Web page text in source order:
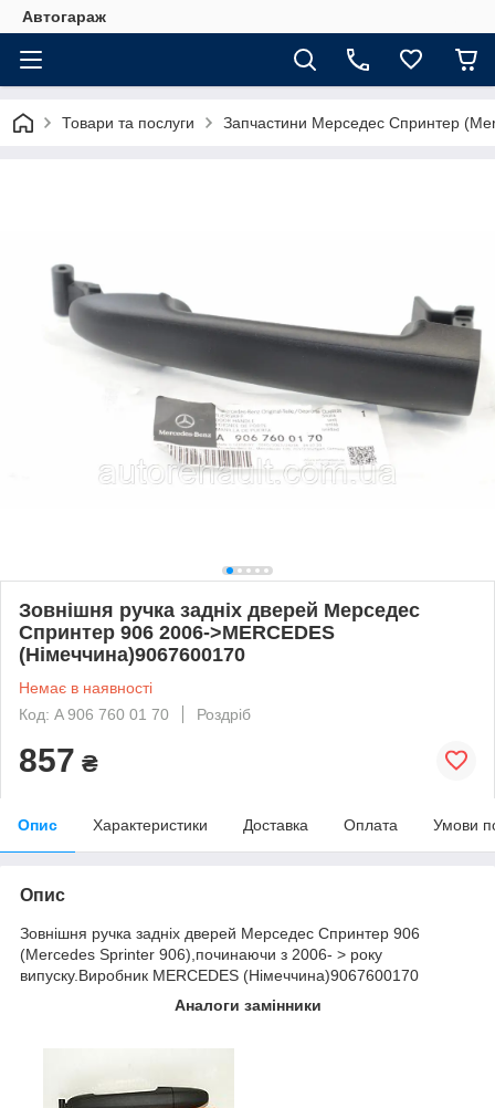
Автогараж
Товари та послуги Запчастини Мерседес Спринтер
Зовнішня ручка задніх дверей Мерседес
Спринтер 906 2006->MERCEDES
(Німеччина)9067600170
Немає в наявності
Код: A 906 760 01 70
Роздріб
857 ₴
Опис Характеристики Доставка Оплата Умови
Опис
Зовнішня ручка задніх дверей Мерседес Спринтер 906
(Mercedes Sprinter 906),починаючи з 2006- > року
випуску.Виробник MERCEDES (Німеччина)9067600170
Аналоги замінники